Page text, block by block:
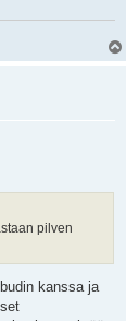
pilven
kanssa ja